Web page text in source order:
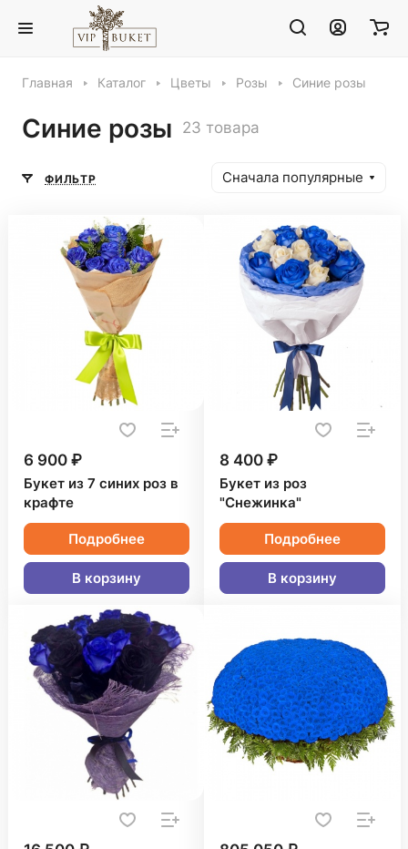
Главная Каталог Цветы Розы Синие розы
Синие розы 23 товара
ФИЛЬТР Сначала популярные
6 900 ₽
Букет из 7 синих роз в
крафте
Подробнее
В корзину
8 400 ₽
Букет из роз
"Снежинка"
Подробнее
В корзину